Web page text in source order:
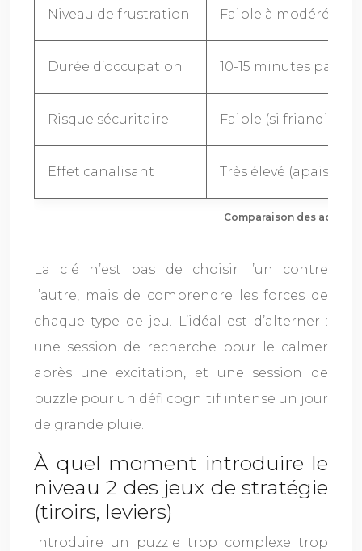
Comparaison des
Niveau de frustration Faible à modéré
Durée d’occupation 10-15 minutes par
Risque sécuritaire Faible (si friandises
Effet canalisant Très élevé (apaise
La clé n’est pas de choisir l’un contre
l’autre, mais de comprendre les forces de
chaque type de jeu. L’idéal est d’alterner :
une session de recherche pour le calmer
après une excitation, et une session de
puzzle pour un défi cognitif intense un jour
de grande pluie.
À quel moment introduire le
niveau 2 des jeux de stratégie
(tiroirs, leviers)
Introduire un puzzle trop complexe trop